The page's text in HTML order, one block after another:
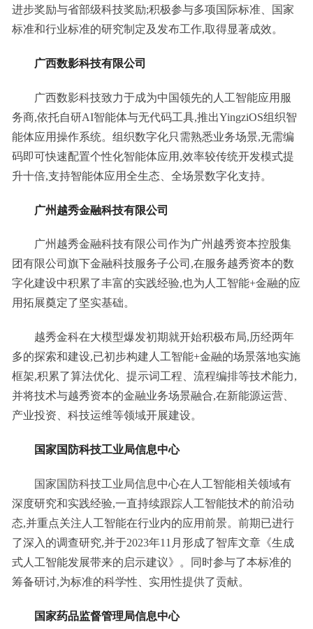
进步奖励与省部级科技奖励;积极参与多项国际标准、国家
标准和行业标准的研究制定及发布工作,取得显著成效。
广西数影科技有限公司
广西数影科技致力于成为中国领先的人工智能应用服
务商,依托自研AI智能体与无代码工具,推出YingziOS组织智
能体应用操作系统。组织数字化只需熟悉业务场景,无需编
码即可快速配置个性化智能体应用,效率较传统开发模式提
升十倍,支持智能体应用全生态、全场景数字化支持。
广州越秀金融科技有限公司
广州越秀金融科技有限公司作为广州越秀资本控股集
团有限公司旗下金融科技服务子公司,在服务越秀资本的数
字化建设中积累了丰富的实践经验,也为人工智能+金融的应
用拓展奠定了坚实基础。
越秀金科在大模型爆发初期就开始积极布局,历经两年
多的探索和建设,已初步构建人工智能+金融的场景落地实施
框架,积累了算法优化、提示词工程、流程编排等技术能力,
并将技术与越秀资本的金融业务场景融合,在新能源运营、
产业投资、科技运维等领域开展建设。
国家国防科技工业局信息中心
国家国防科技工业局信息中心在人工智能相关领域有
深度研究和实践经验,一直持续跟踪人工智能技术的前沿动
态,并重点关注人工智能在行业内的应用前景。前期已进行
了深入的调查研究,并于2023年11月形成了智库文章《生成
式人工智能发展带来的启示建议》。同时参与了本标准的
筹备研讨,为标准的科学性、实用性提供了贡献。
国家药品监督管理局信息中心